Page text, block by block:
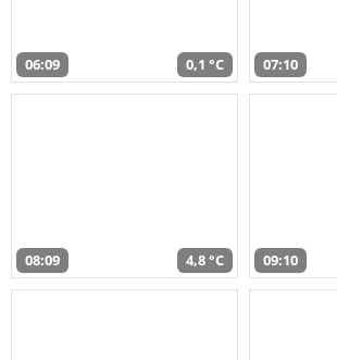
06:09 0,1 °C 07:10
08:09 4,8 °C 09:10